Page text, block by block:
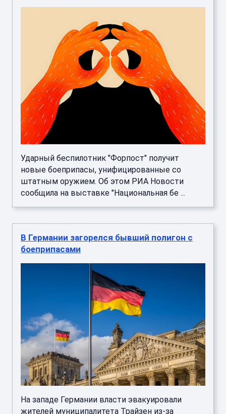
Ударный беспилотник "Форпост" получит
новые боеприпасы, унифицированные со
штатным оружием. Об этом РИА Новости
сообщила на выставке "Национальная бе ...
В Германии загорелся бывший полигон с
боеприпасами
На западе Германии власти эвакуировали
жителей муниципалитета Трайзен из-за